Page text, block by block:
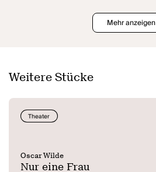
Mehr anzeigen
Weitere Stücke
Theater
Oscar Wilde
Nur eine Frau